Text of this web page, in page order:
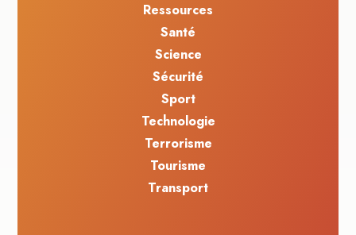
Ressources
Santé
Science
Sécurité
Sport
Technologie
Terrorisme
Tourisme
Transport